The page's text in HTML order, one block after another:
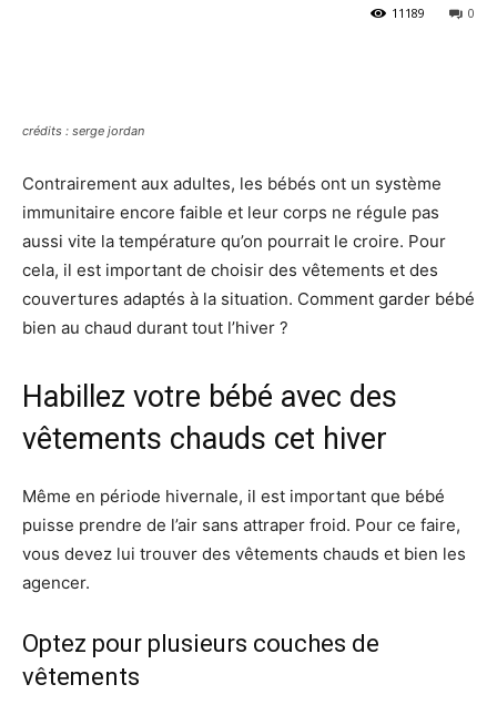
0
11189
crédits : serge jordan
Contrairement aux adultes, les bébés ont un système
immunitaire encore faible et leur corps ne régule pas
aussi vite la température qu’on pourrait le croire. Pour
cela, il est important de choisir des vêtements et des
couvertures adaptés à la situation. Comment garder bébé
bien au chaud durant tout l’hiver ?
Habillez votre bébé avec des
vêtements chauds cet hiver
Même en période hivernale, il est important que bébé
puisse prendre de l’air sans attraper froid. Pour ce faire,
vous devez lui trouver des vêtements chauds et bien les
agencer.
Optez pour plusieurs couches de
vêtements